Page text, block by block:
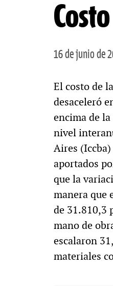
16 de junio de
El costo de
desaceleró
encima de
nivel
Aires
aportados
que la
manera que
de 31.810,3
mano de
escalaron
materiales